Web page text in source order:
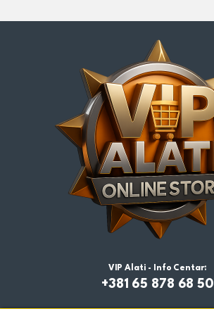
VIP Alati - Info Centar:
+381 65 878 68 50